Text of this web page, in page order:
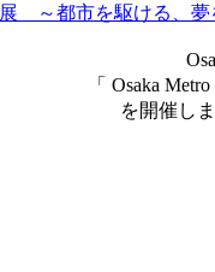
～都市を駆ける、夢
「 Osaka
を開催し